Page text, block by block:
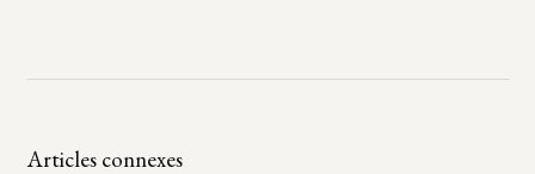
Articles connexes